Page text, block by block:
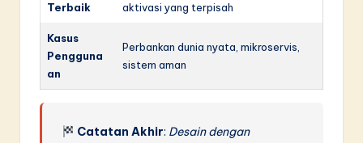
Terbaik
aktivasi yang terpisah
Kasus
Pengguna
an
Perbankan dunia nyata, mikroservis,
sistem aman
Catatan Akhir: Desain dengan